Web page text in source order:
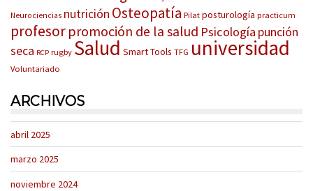
Neurociencias nutrición Osteopatía Pilat posturología practicum
profesor promoción de la salud Psicología punción
seca RCP rugby Salud Smart Tools TFG universidad
Voluntariado
ARCHIVOS
abril 2025
marzo 2025
noviembre 2024